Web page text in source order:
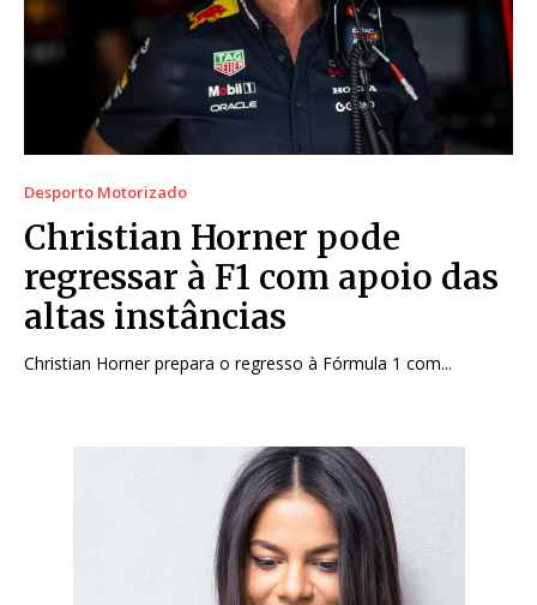
Desporto Motorizado
Christian Horner pode
regressar à F1 com apoio das
altas instâncias
Christian Horner prepara o regresso à Fórmula 1 com...